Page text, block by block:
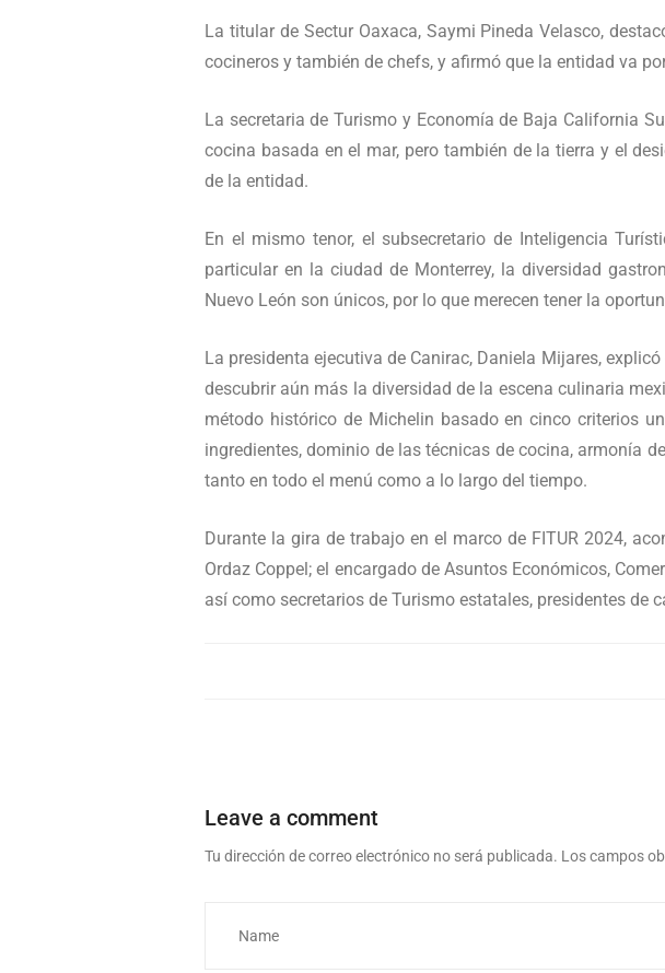
La titular de Sectur Oaxaca, Saymi Pineda Velasco,
cocineros y también de chefs, y afirmó que la entidad va
La secretaria de Turismo y Economía de Baja California
cocina basada en el mar, pero también de la tierra y el
de la entidad.
En el mismo tenor, el subsecretario de Inteligencia
particular en la ciudad de Monterrey, la diversidad
Nuevo León son únicos, por lo que merecen tener la
La presidenta ejecutiva de Canirac, Daniela Mijares,
descubrir aún más la diversidad de la escena culinaria
método histórico de Michelin basado en cinco criterios
ingredientes, dominio de las técnicas de cocina, armonía
tanto en todo el menú como a lo largo del tiempo.
Durante la gira de trabajo en el marco de FITUR 2024,
Ordaz Coppel; el encargado de Asuntos Económicos,
así como secretarios de Turismo estatales, presidentes
Leave a comment
Tu dirección de correo electrónico no será publicada. Los campos